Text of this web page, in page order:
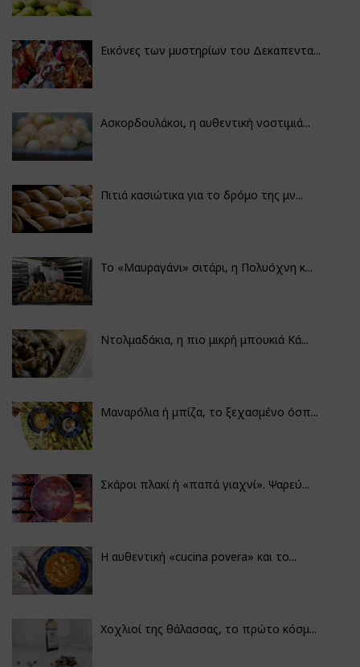
Εικόνες των μυστηρίων του Δεκαπεντα...
Ασκορδουλάκοι, η αυθεντική νοστιμιά...
Πιτιά κασιώτικα για το δρόμο της μν...
Το «Μαυραγάνι» σιτάρι, η Πολυόχνη κ...
Ντολμαδάκια, η πιο μικρή μπουκιά Κά...
Μαναρόλια ή μπίζα, το ξεχασμένο όσπ...
Σκάροι πλακί ή «παπά γιαχνί». Ψαρεύ...
Η αυθεντική «cucina povera» και το...
Χοχλιοί της θάλασσας, το πρώτο κόσμ...